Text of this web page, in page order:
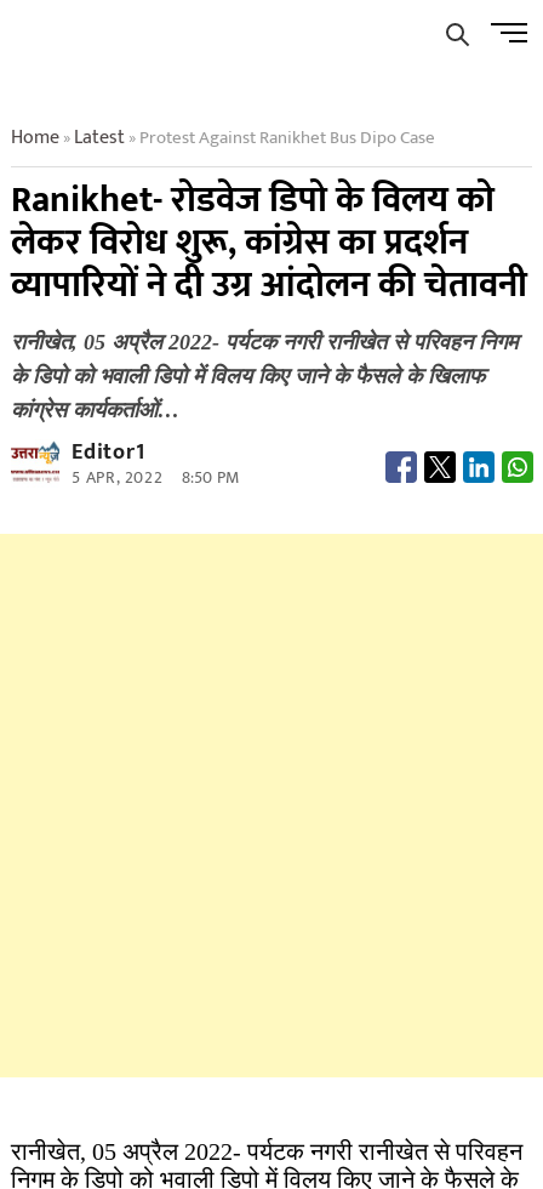
Menu
Home»Latest»Protest Against Ranikhet Bus Dipo Case
Ranikhet- रोडवेज डिपो के विलय को
लेकर विरोध शुरू, कांग्रेस का प्रदर्शन
व्यापारियों ने दी उग्र आंदोलन की चेतावनी
रानीखेत, 05 अप्रैल 2022- पर्यटक नगरी रानीखेत से परिवहन निगम
के डिपो को भवाली डिपो में विलय किए जाने के फैसले के खिलाफ
कांग्रेस कार्यकर्ताओं…
Editor1
5 APR, 2022 8:50 PM
रानीखेत, 05 अप्रैल 2022- पर्यटक नगरी रानीखेत से परिवहन
निगम के डिपो को भवाली डिपो में विलय किए जाने के फैसले के